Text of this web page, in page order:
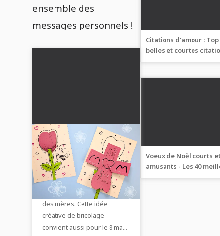
Citations d'amour : Top
belles et courtes
pour lui et elle
Voeux de Noël courts
amusants - Les 40
vœux de Noël de notre
ensemble des
messages personnels !
DIY carte à fleurs pop-
up : un cadeau
affectueux pour la
fête des mères ou un
cadeau pour Mamie
Crée une carte à fleurs pop-
up unique avec un message
d'amour caché pour la fête
des mères. Cette idée
créative de bricolage
convient aussi pour le 8 ma...